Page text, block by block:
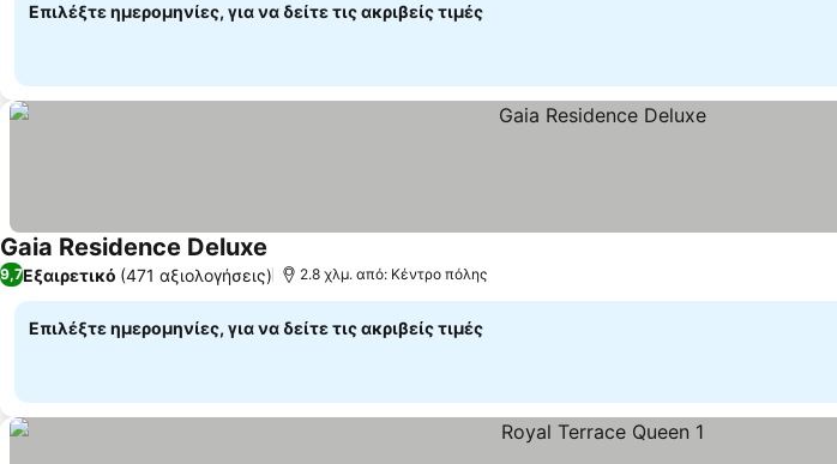
Επιλέξτε ημερομηνίες, για να δείτε τις ακριβείς τιμές
Gaia Residence Deluxe Εμφάνιση τιμών
9,7Εξαιρετικό (471 αξιολογήσεις) 2.8 χλμ. από: Κέντρο πόλης
Επιλέξτε ημερομηνίες, για να δείτε τις ακριβείς τιμές